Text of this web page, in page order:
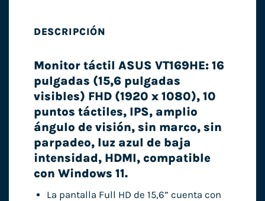
DESCRIPCIÓN
Monitor táctil ASUS VT169HE: 16
pulgadas (15,6 pulgadas
visibles) FHD (1920 x 1080), 10
puntos táctiles, IPS, amplio
ángulo de visión, sin marco, sin
parpadeo, luz azul de baja
intensidad, HDMI, compatible
con Windows 11.
La pantalla Full HD de 15,6” cuenta con